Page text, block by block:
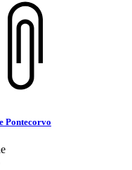
Pontecorvo